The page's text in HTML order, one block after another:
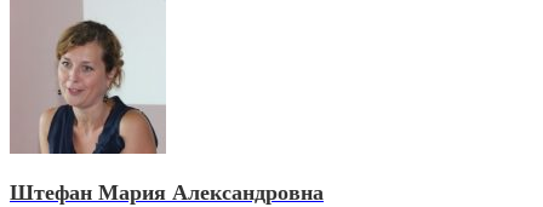
Штефан Мария Александровна